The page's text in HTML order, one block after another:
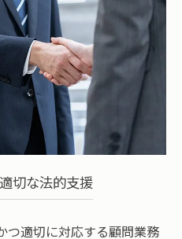
切な法的支援
つ適切に対応する顧問業務